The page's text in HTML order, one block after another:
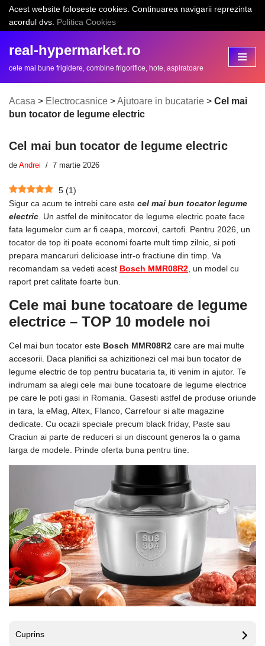
Sari
conținut
Acest website foloseste cookies. Continuarea navigarii reprezinta
acordul dvs. Politica Cookies
real-hypermarket.ro
cele mai bune frigidere, combine frigorifice, hote, aspiratoare
Acasa > Electrocasnice >Ajutoare in bucatarie > Cel mai
bun tocator de legume electric
Cel mai bun tocator de legume electric
de Andrei 7 martie 2026
5 (1)
Sigur ca acum te intrebi care este cel mai bun tocator legume
electric . Un astfel de minitocator de legume electric poate face
fata legumelor cum ar fi ceapa, morcovi, cartofi. Pentru 2026, un
tocator de top iti poate economi foarte mult timp zilnic, si poti
prepara mancaruri delicioase intr-o fractiune din timp. Va
recomandam sa vedeti acest Bosch MMR08R2 , un model cu
raport pret calitate foarte bun.
Cele mai bune tocatoare de legume
electrice – TOP 10 modele noi
Cel mai bun tocator este Bosch MMR08R2 care are mai multe
accesorii. Daca planifici sa achizitionezi cel mai bun tocator de
legume electric de top pentru bucataria ta, iti venim in ajutor. Te
indrumam sa alegi cele mai bune tocatoare de legume electrice
pe care le poti gasi in Romania. Gasesti astfel de produse oriunde
in tara, la eMag, Altex, Flanco, Carrefour si alte magazine
dedicate. Cu ocazii speciale precum black friday, Paste sau
Craciun ai parte de reduceri si un discount generos la o gama
larga de modele. Prinde oferta buna pentru tine.
Cuprins